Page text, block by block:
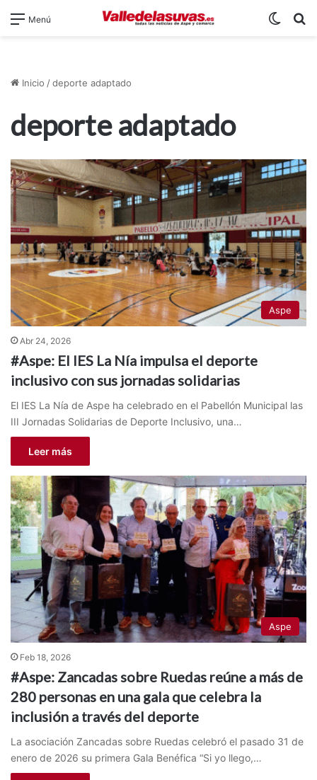
Menú
Inicio /deporte adaptado
deporte adaptado
Aspe
Abr 24, 2026
#Aspe: El IES La Nía impulsa el deporte
inclusivo con sus jornadas solidarias
El IES La Nía de Aspe ha celebrado en el Pabellón Municipal las
III Jornadas Solidarias de Deporte Inclusivo, una…
Leer más
Aspe
Feb 18, 2026
#Aspe: Zancadas sobre Ruedas reúne a más de
280 personas en una gala que celebra la
inclusión a través del deporte
La asociación Zancadas sobre Ruedas celebró el pasado 31 de
enero de 2026 su primera Gala Benéfica “Si yo llego,…